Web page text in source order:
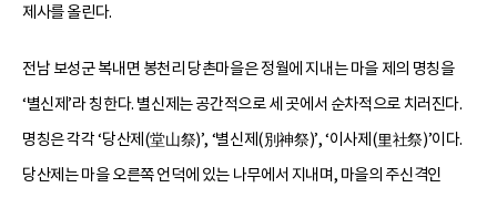
제사를 올린다.
전남 보성군 복내면 봉천리 당촌마을은 정월에 지내는 마을 제의 명칭을
‘별신제’라 칭한다. 별신제는 공간적으로 세 곳에서 순차적으로 치러진다.
명칭은 각각 ‘당산제(堂山祭)’, ‘별신제(別神祭)’, ‘이사제(里社祭)’이다.
당산제는 마을 오른쪽 언덕에 있는 나무에서 지내며, 마을의 주신격인